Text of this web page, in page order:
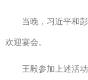
当晚，习近平和彭
欢迎宴会。
王毅参加上述活动